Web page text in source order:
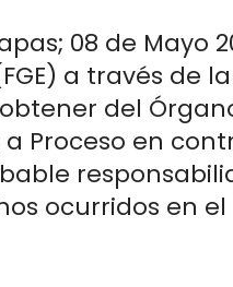
08 de Mayo
a través de
del
Proceso en
ocurridos en